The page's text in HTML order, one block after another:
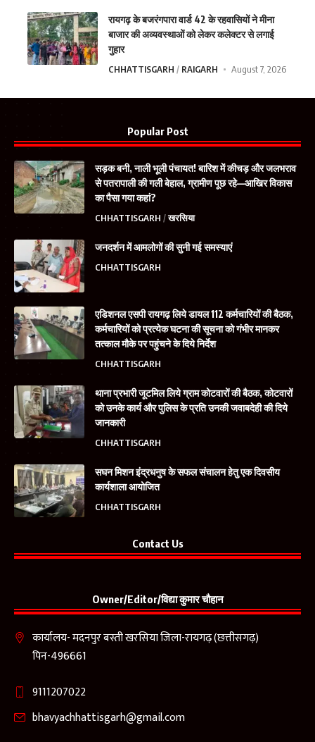
रायगढ़ के बजरंगपारा वार्ड 42 के रहवासियों ने मीना
बाजार की अव्यवस्थाओं को लेकर कलेक्टर से लगाई
गुहार
CHHATTISGARH RAIGARH August 7, 2026
Popular Post
सड़क बनी, नाली भूली पंचायत! बारिश में कीचड़ और जलभराव
से पतरापाली की गली बेहाल, ग्रामीण पूछ रहे—आखिर विकास
का पैसा गया कहां?
CHHATTISGARH खरसिया
जनदर्शन में आमलोगों की सुनी गई समस्याएं
CHHATTISGARH
एडिशनल एसपी रायगढ़ लिये डायल 112 कर्मचारियों की बैठक,
कर्मचारियों को प्रत्येक घटना की सूचना को गंभीर मानकर
तत्काल मौके पर पहुंचने के दिये निर्देश
CHHATTISGARH
थाना प्रभारी जूटमिल लिये ग्राम कोटवारों की बैठक, कोटवारों
को उनके कार्य और पुलिस के प्रति उनकी जवाबदेही की दिये
जानकारी
CHHATTISGARH
सघन मिशन इंद्रधनुष के सफल संचालन हेतु एक दिवसीय
कार्यशाला आयोजित
CHHATTISGARH
Contact Us
Owner/Editor/विद्या कुमार चौहान
कार्यालय- मदनपुर बस्ती खरसिया जिला-रायगढ़ (छत्तीसगढ़)
पिन-496661
9111207022
bhavyachhattisgarh@gmail.com